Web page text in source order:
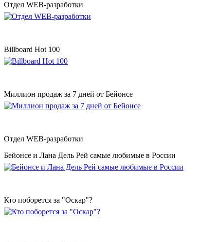
Отдел WEB-разработки
Billboard Hot 100
Миллион продаж за 7 дней от Бейонсе
Отдел WEB-разработки
Бейонсе и Лана Дель Рей самые любимые в России
Кто поборется за "Оскар"?